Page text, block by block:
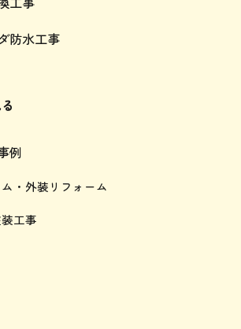
工事
例
・外装リフォーム
工事